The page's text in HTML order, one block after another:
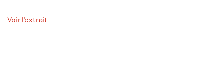
Voir l'extrait